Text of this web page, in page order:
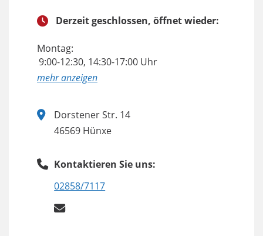
Derzeit geschlossen, öffnet wieder:
Montag:
9:00-12:30, 14:30-17:00 Uhr
anzeigen
Dorstener Str. 14
46569 Hünxe
Kontaktieren Sie uns:
02858/7117